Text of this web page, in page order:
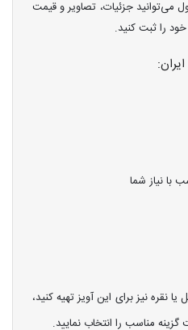
می‌توانید جزئیات، تصاویر و قیمت
را ثبت کنید.
با نیاز شما
نقره نیز برای این آویز تهیه کنید،
مناسب را انتخاب نمایید.